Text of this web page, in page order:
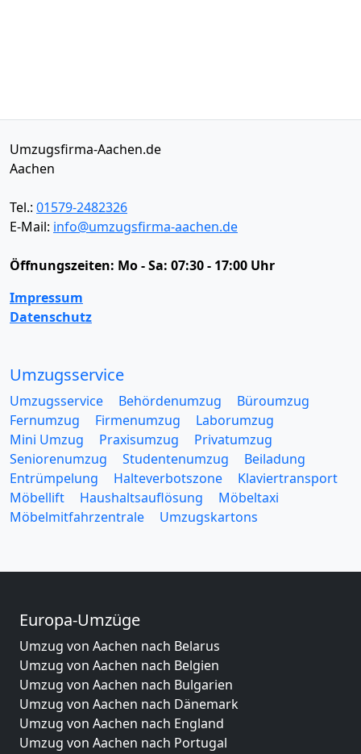
Umzugsfirma-Aachen.de
Aachen
Tel.: 01579-2482326
E-Mail: info@umzugsfirma-aachen.de
Öffnungszeiten: Mo - Sa: 07:30 - 17:00 Uhr
Impressum
Datenschutz
Umzugsservice
Umzugsservice Behördenumzug
Büroumzug
Fernumzug
Firmenumzug
Laborumzug
Mini Umzug
Praxisumzug
Privatumzug
Seniorenumzug
Studentenumzug
Beiladung
Entrümpelung
Halteverbotszone
Klaviertransport
Möbellift
Haushaltsauflösung
Möbeltaxi
Möbelmitfahrzentrale
Umzugskartons
Europa-Umzüge
Umzug von Aachen nach Belarus
Umzug von Aachen nach Belgien
Umzug von Aachen nach Bulgarien
Umzug von Aachen nach Dänemark
Umzug von Aachen nach England
Umzug von Aachen nach Portugal